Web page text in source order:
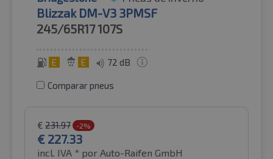
Blizzak DM-V3 3PMSF
245/65R17107S
E E 72 dB
Comparar pneus
€ 231.97 -2%
€ 227.33
incl. IVA * por Auto-Raifen GmbH